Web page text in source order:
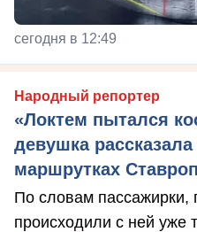
сегодня в 12:49
Народный репортер
«Локтем пытался
девушка
маршрутках
По словам пассажирки,
происходили с ней уже